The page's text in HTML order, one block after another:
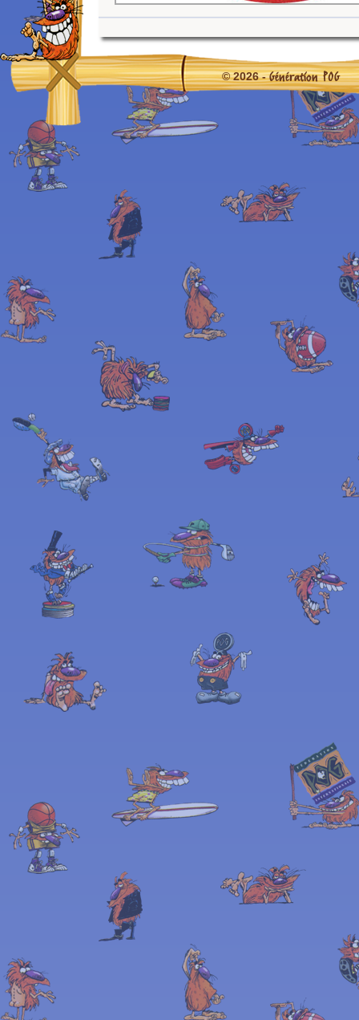
© 2026 -Génération POG